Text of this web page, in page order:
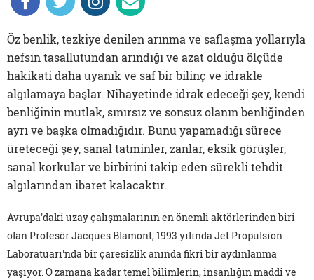
Öz benlik, tezkiye denilen arınma ve saflaşma yollarıyla
nefsin tasallutundan arındığı ve azat olduğu ölçüde
hakikati daha uyanık ve saf bir bilinç ve idrakle
algılamaya başlar. Nihayetinde idrak edeceği şey, kendi
benliğinin mutlak, sınırsız ve sonsuz olanın benliğinden
ayrı ve başka olmadığıdır. Bunu yapamadığı sürece
üreteceği şey, sanal tatminler, zanlar, eksik görüşler,
sanal korkular ve birbirini takip eden sürekli tehdit
algılarından ibaret kalacaktır.
Avrupa'daki uzay çalışmalarının en önemli aktörlerinden biri
olan Profesör Jacques Blamont, 1993 yılında Jet Propulsion
Laboratuarı'nda bir çaresizlik anında fikri bir aydınlanma
yaşıyor. O zamana kadar temel bilimlerin, insanlığın maddi ve